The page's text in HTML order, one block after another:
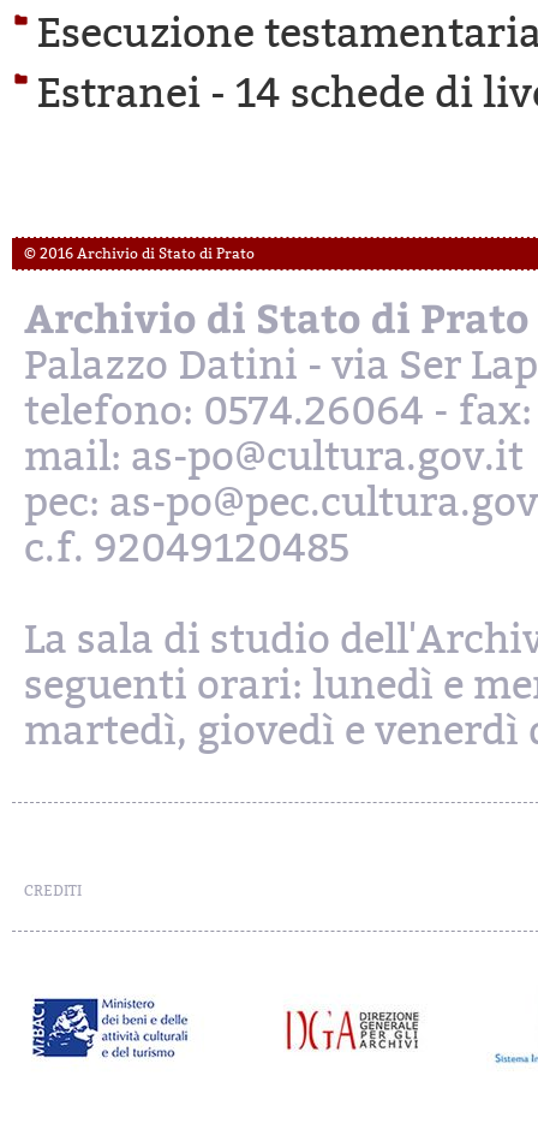
Esecuzione
Estranei - 14 schede di
© 2016 Archivio di Stato di Prato
Archivio di Stato di Prato
Palazzo Datini - via Ser
telefono: 0574.26064 - fax:
mail: as-po@cultura.gov.it
pec: as-
c.f. 92049120485
La sala di studio
seguenti orari: lunedì e
martedì, giovedì e venerdì
CREDITI